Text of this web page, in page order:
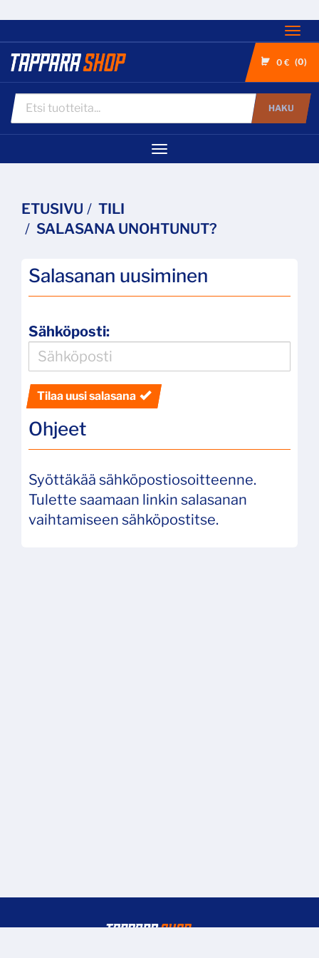
0 € 0
HAKU
Navigaatio
ETUSIVU
TILI
SALASANA UNOHTUNUT?
Salasanan uusiminen
Sähköposti:
Tilaa uusi salasana
Ohjeet
Syöttäkää sähköpostiosoitteenne.
Tulette saamaan linkin salasanan
vaihtamiseen sähköpostitse.